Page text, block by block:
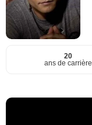
20
ans de carrière